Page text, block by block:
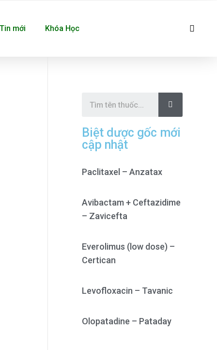
Tin mới Khóa Học
S
r
c
h
Biệt dược gốc mới
cập nhật
Paclitaxel – Anzatax
Avibactam + Ceftazidime
– Zavicefta
Everolimus (low dose) –
Certican
Levofloxacin – Tavanic
Olopatadine – Pataday